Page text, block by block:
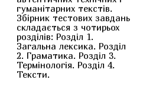
гуманітарних текстів.
Збірник тестових завдань
складається з чотирьох
розділів: Розділ 1.
Загальна лексика. Розділ
2. Граматика. Розділ 3.
Термінологія. Розділ 4.
Тексти.